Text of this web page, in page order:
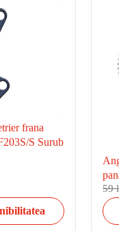
frana
S Surub
59